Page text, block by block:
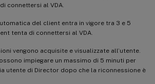
connettersi al VDA.
del client entra in vigore tra 3 e 5
tenta di connettersi al VDA.
vengono acquisite e visualizzate all’utente.
impiegare un massimo di 5 minuti per
utente di Director dopo che la riconnessione è